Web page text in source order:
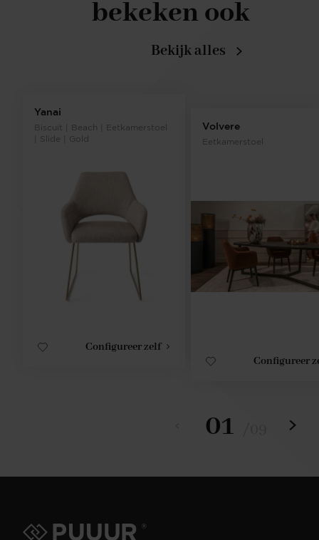
Yanai
Biscuit | Beach | Eetkamerstoel
| Slide | Gold
Configureer zelf
Volvere
Eetkamerstoel
Configureer
bekeken ook
Bekijk alles
01